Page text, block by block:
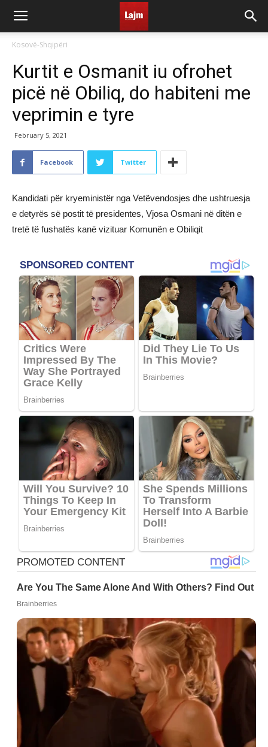
Kosovë-Shqipëri
Kurtit e Osmanit iu ofrohet
picë në Obiliq, do habiteni me
veprimin e tyre
February 5, 2021
Facebook Twitter
Kandidati për kryeministër nga Vetëvendosjes dhe ushtruesja
e detyrës së postit të presidentes, Vjosa Osmani në ditën e
tretë të fushatës kanë vizituar Komunën e Obiliqit